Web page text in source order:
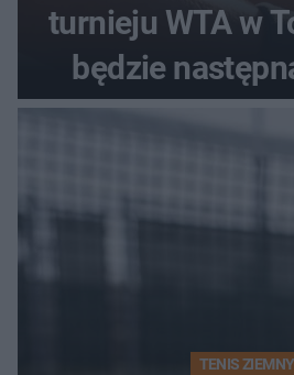
turnieju WTA w
będzie
TENIS ZIEMNY